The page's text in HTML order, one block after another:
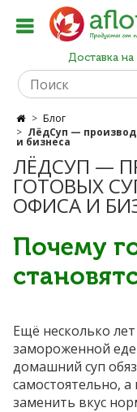
Доставка
Блог
ЛёдСуп —
и бизнеса
ЛЁДСУП —
ГОТОВЫХ
ОФИСА И
Почему
Ещё несколько
замороженной еде
домашний суп
самостоятельно,
заменить вкус